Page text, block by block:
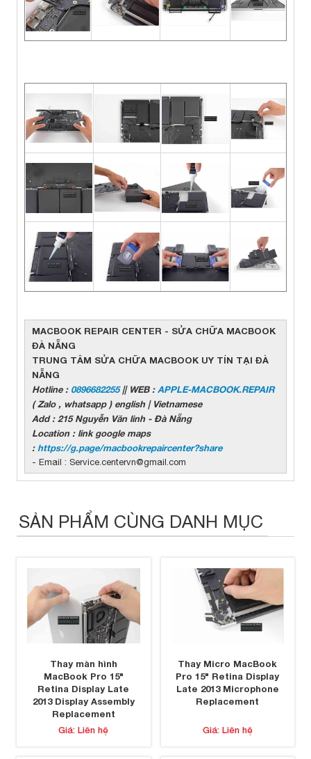
MACBOOK REPAIR CENTER - SỬA CHỮA MACBOOK
ĐÀ NẴNG
TRUNG TÂM SỬA CHỮA MACBOOK UY TÍN TẠI ĐÀ
NẴNG
Hotline : 0896682255|| WEB :APPLE-MACBOOK.REPAIR
( Zalo , whatsapp ) english | Vietnamese
Add : 215 Nguyễn Văn linh - Đà Nẵng
Location : link google maps
: https://g.page/macbookrepaircenter?share
- Email : Service.centervn@gmail.com
SẢN PHẨM CÙNG DANH MỤC
Thay màn hình
MacBook Pro 15"
Retina Display Late
2013 Display Assembly
Replacement
Giá: Liên hệ
Thay Micro MacBook
Pro 15" Retina Display
Late 2013 Microphone
Replacement
Giá: Liên hệ